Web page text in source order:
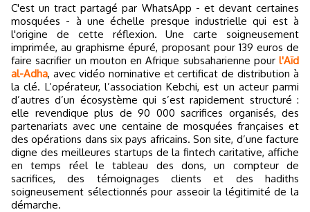
C'est un tract partagé par WhatsApp - et devant certaines
mosquées - à une échelle presque industrielle qui est à
l'origine de cette réflexion. Une carte soigneusement
imprimée, au graphisme épuré, proposant pour 139 euros de
faire sacrifier un mouton en Afrique subsaharienne pour l'Aïd
al-Adha, avec vidéo nominative et certificat de distribution à
la clé. L’opérateur, l’association Kebchi, est un acteur parmi
d’autres d’un écosystème qui s’est rapidement structuré :
elle revendique plus de 90 000 sacrifices organisés, des
partenariats avec une centaine de mosquées françaises et
des opérations dans six pays africains. Son site, d’une facture
digne des meilleures startups de la fintech caritative, affiche
en temps réel le tableau des dons, un compteur de
sacrifices, des témoignages clients et des hadiths
soigneusement sélectionnés pour asseoir la légitimité de la
démarche.